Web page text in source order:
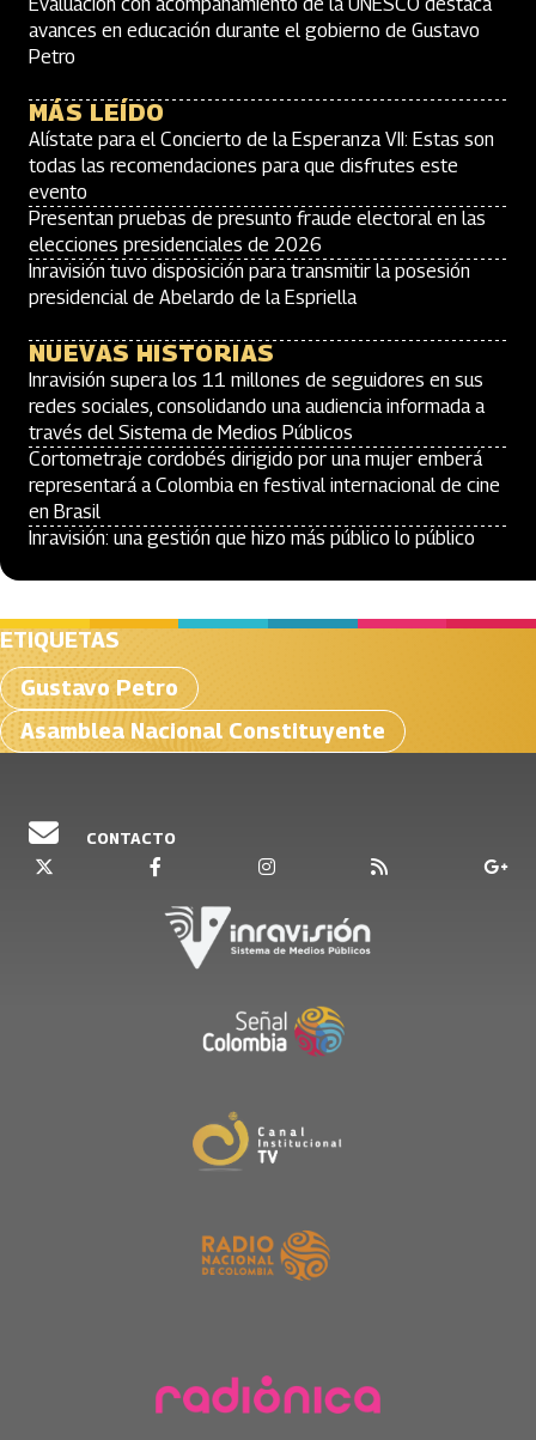
avances en educación durante el gobierno de Gustavo
Petro
MÁS LEÍDO
Alístate para el Concierto de la Esperanza VII: Estas son
todas las recomendaciones para que disfrutes este
evento
Presentan pruebas de presunto fraude electoral en las
elecciones presidenciales de 2026
Inravisión tuvo disposición para transmitir la posesión
presidencial de Abelardo de la Espriella
NUEVAS HISTORIAS
Inravisión supera los 11 millones de seguidores en sus
redes sociales, consolidando una audiencia informada a
través del Sistema de Medios Públicos
Cortometraje cordobés dirigido por una mujer emberá
representará a Colombia en festival internacional de cine
en Brasil
Inravisión: una gestión que hizo más público lo público
ETIQUETAS
Gustavo Petro
Asamblea Nacional Constituyente
CONTACTO